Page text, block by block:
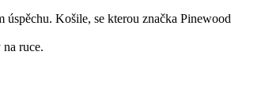
Košile, se kterou značka Pinewood
ruce.